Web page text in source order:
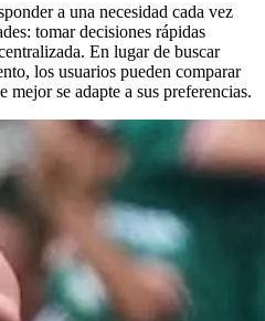
a una necesidad cada vez
tomar decisiones rápidas
En lugar de buscar
los usuarios pueden comparar
mejor se adapte a sus preferencias.